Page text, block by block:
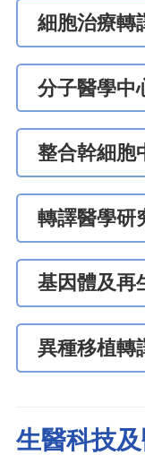
細胞治療轉
分子醫學中
整合幹細胞
轉譯醫學研
基因體及再
異種移植轉
生醫科技